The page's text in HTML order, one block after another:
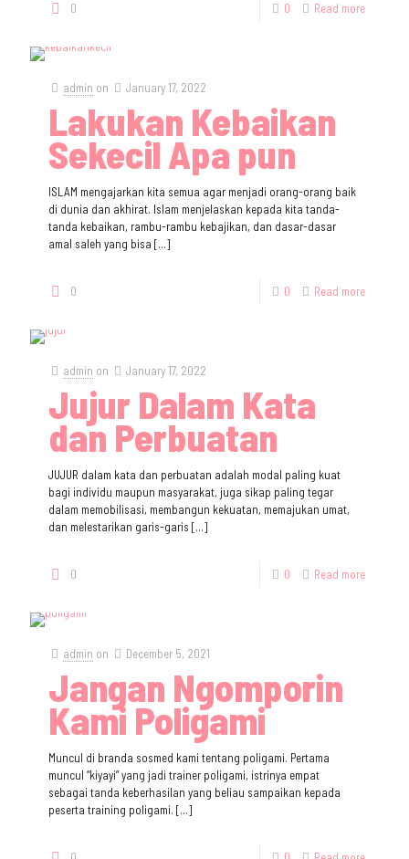
0 0 Read more
admin on January 17, 2022
Lakukan Kebaikan
Sekecil Apa pun
ISLAM mengajarkan kita semua agar menjadi orang-orang baik
di dunia dan akhirat. Islam menjelaskan kepada kita tanda-
tanda kebaikan, rambu-rambu kebajikan, dan dasar-dasar
amal saleh yang bisa […]
0 0 Read more
admin on January 17, 2022
Jujur Dalam Kata
dan Perbuatan
JUJUR dalam kata dan perbuatan adalah modal paling kuat
bagi individu maupun masyarakat, juga sikap paling tegar
dalam memobilisasi, membangun kekuatan, memajukan umat,
dan melestarikan garis-garis […]
0 0 Read more
admin on December 5, 2021
Jangan Ngomporin
Kami Poligami
Muncul di branda sosmed kami tentang poligami. Pertama
muncul “kiyayi” yang jadi trainer poligami, istrinya empat
sebagai tanda keberhasilan yang beliau sampaikan kepada
peserta training poligami. […]